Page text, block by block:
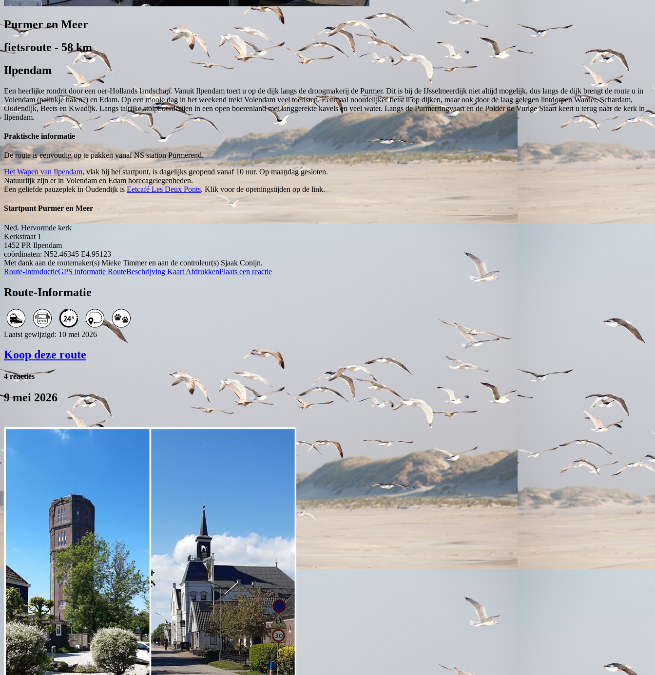
Purmer en Meer
fietsroute - 58 km
Ilpendam
Een heerlijke rondrit door een oer-Hollands landschap. Vanuit Ilpendam toert u op de dijk langs de droogmakerij de Purmer. Dit is bij de IJsselmeerdijk niet altijd mogelijk, dus langs de dijk brengt de route u in
Volendam (palinkje halen?) en Edam. Op een mooie dag in het weekend trekt Volendam veel toeristen. Eenmaal noordelijker fietst u op dijken, maar ook door de laag gelegen lintdorpen Warder, Schardam,
Oudendijk, Beets en Kwadijk. Langs talrijke stolpboerderijen in een open boerenland met langgerekte kavels en veel water. Langs de Purmerringvaart en de Polder de Vurige Staart keert u terug naar de kerk in
Ilpendam.
Praktische informatie
De route is eenvoudig op te pakken vanaf NS station Purmerend.
Het Wapen van Ilpendam, vlak bij het startpunt, is dagelijks geopend vanaf 10 uur. Op maandag gesloten.
Natuurlijk zijn er in Volendam en Edam horecagelegenheden.
Een geliefde pauzeplek in Oudendijk is Eetcafé Les Deux Ponts. Klik voor de openingstijden op de link.
Startpunt Purmer en Meer
Ned. Hervormde kerk
Kerkstraat 1
1452 PR Ilpendam
coördinaten: N52.46345 E4.95123
Met dank aan de routemaker(s) Mieke Timmer en aan de controleur(s) Sjaak Conijn.
Route-IntroductieGPS informatie RouteBeschrijving Kaart AfdrukkenPlaats een reactie
Route-Informatie
Laatst gewijzigd: 10 mei 2026
Koop deze route
4 reacties
9 mei 2026